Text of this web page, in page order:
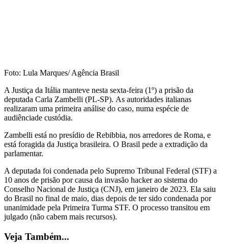
Foto: Lula Marques/ Agência Brasil
A Justiça da Itália manteve nesta sexta-feira (1º) a prisão da
deputada Carla Zambelli (PL-SP). As autoridades italianas
realizaram uma primeira análise do caso, numa espécie de
audiênciade custódia.
Zambelli está no presídio de Rebibbia, nos arredores de Roma, e
está foragida da Justiça brasileira. O Brasil pede a extradição da
parlamentar.
A deputada foi condenada pelo Supremo Tribunal Federal (STF) a
10 anos de prisão por causa da invasão hacker ao sistema do
Conselho Nacional de Justiça (CNJ), em janeiro de 2023. Ela saiu
do Brasil no final de maio, dias depois de ter sido condenada por
unanimidade pela Primeira Turma STF. O processo transitou em
julgado (não cabem mais recursos).
Veja Também...